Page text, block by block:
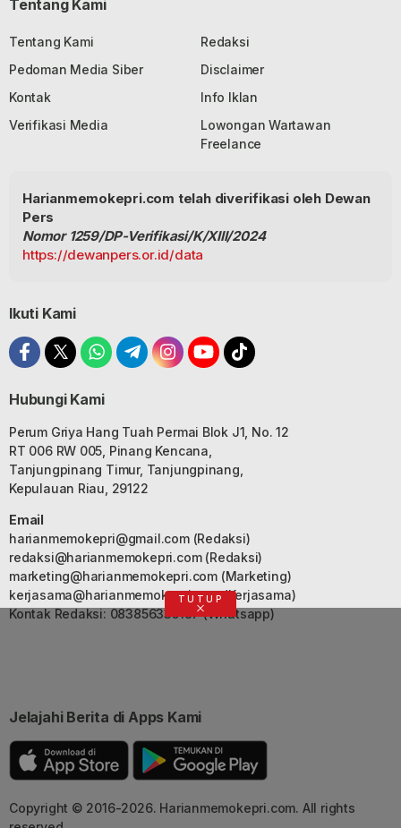
Tentang Kami
Tentang Kami
Redaksi
Pedoman Media Siber
Disclaimer
Kontak
Info Iklan
Verifikasi Media
Lowongan Wartawan
Freelance
Harianmemokepri.com telah diverifikasi oleh Dewan
Pers
Nomor 1259/DP-Verifikasi/K/XIII/2024
https://dewanpers.or.id/data
Ikuti Kami
Hubungi Kami
Perum Griya Hang Tuah Permai Blok J1, No. 12
RT 006 RW 005, Pinang Kencana,
Tanjungpinang Timur, Tanjungpinang,
Kepulauan Riau, 29122
Email
harianmemokepri@gmail.com(Redaksi)
redaksi@harianmemokepri.com(Redaksi)
marketing@harianmemokepri.com(Marketing)
kerjasama@harianmemokepri.com(Kerjasama)
Kontak Redaksi: 083856335187 (Whatsapp)
Jelajahi Berita di Apps Kami
Copyright © 2016-2026. Harianmemokepri.com. All rights
TUTUP